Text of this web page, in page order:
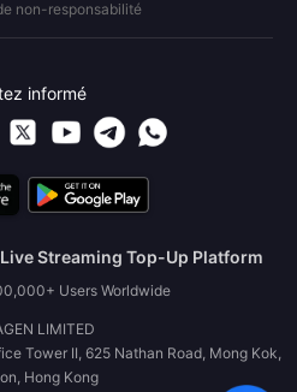
non-responsabilité
informé
Streaming Top-Up Platform
Users Worldwide
LIMITED
Tower II, 625 Nathan Road, Mong Kok,
Hong Kong